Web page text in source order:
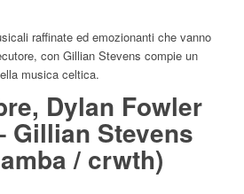
raffinate ed emozionanti che vanno
con Gillian Stevens compie un
musica celtica.
Dylan Fowler
Gillian Stevens
/ crwth)